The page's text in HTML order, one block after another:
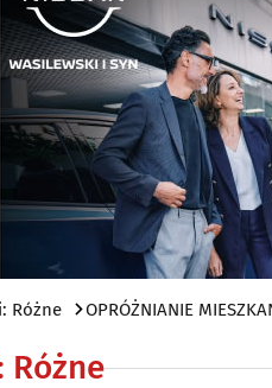
Różne OPRÓŻNIANIE
Różne